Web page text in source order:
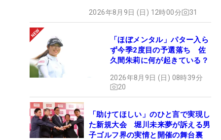
2026年8月9日 (日) 12時00分 31
「ほぼメンタル」パター入ら
ず今季2度目の予選落ち 佐
久間朱莉に何が起きている？
2026年8月9日 (日) 08時39分
20
「助けてほしい」のひと言で実現し
た新規大会 堀川未来夢が訴える男
子ゴルフ界の実情と開催の舞台裏